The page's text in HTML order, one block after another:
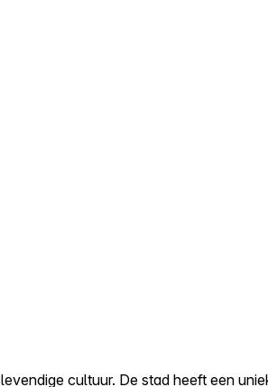
cultuur. De stad heeft een